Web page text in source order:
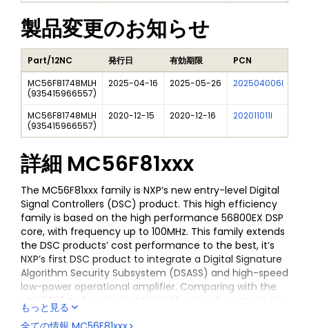
製品変更のお知らせ
Part/12NC 発行日 有効期限 PCN
MC56F81748MLH
(935415966557)
2025-04-16 2025-05-26 202504006I
MC56F81748MLH
(935415966557)
2020-12-15 2020-12-16 202011011I
詳細 MC56F81xxx
The MC56F81xxx family is NXP’s new entry-level Digital
Signal Controllers (DSC) product. This high efficiency
family is based on the high performance 56800EX DSP
core, with frequency up to 100MHz. This family extends
the DSC products’ cost performance to the best, it’s
NXP’s first DSC product to integrate a Digital Signature
Algorithm Security Subsystem (DSASS) and high-speed
low-power operational amplifier. Comparing with the
MC56F82xxx family, the MC56F81xxx family extends the
memory to 128KB Flash, 20KB RAM and 64KB boot ROM.
もっと見る